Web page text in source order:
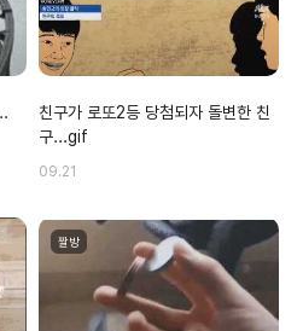
친구가 로또2등 당첨되자 돌변한 친
구...gif
09.21
짤방